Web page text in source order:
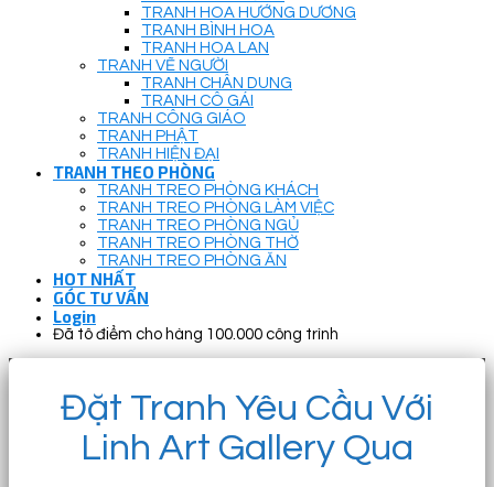
TRANH HOA HƯỚNG DƯƠNG
TRANH BÌNH HOA
TRANH HOA LAN
TRANH VẼ NGƯỜI
TRANH CHÂN DUNG
TRANH CÔ GÁI
TRANH CÔNG GIÁO
TRANH PHẬT
TRANH HIỆN ĐẠI
TRANH THEO PHÒNG
TRANH TREO PHÒNG KHÁCH
TRANH TREO PHÒNG LÀM VIỆC
TRANH TREO PHÒNG NGỦ
TRANH TREO PHÒNG THỜ
TRANH TREO PHÒNG ĂN
HOT NHẤT
GÓC TƯ VẤN
Login
Đã tô điểm cho hàng 100.000 công trình
Đặt Tranh Yêu Cầu Với
Linh Art Gallery Qua